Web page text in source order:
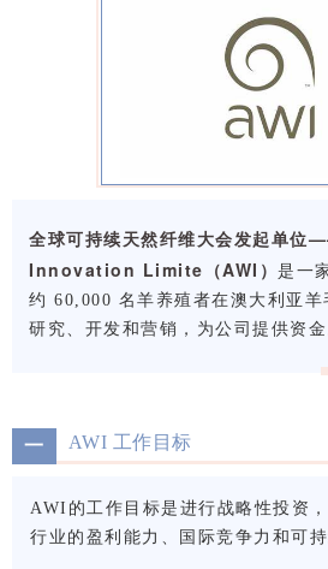
全球可持续天然纤维大会发起单
Innovation Limite（AWI） 是一
约 60,000 名羊养殖者在澳大利亚
研究、开发和营销，为公司提供资金
一 AWI 工作目标
AWI的工作目标是进行战略性投资
行业的盈利能力、国际竞争力和可持